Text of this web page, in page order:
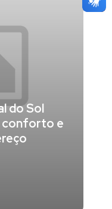
do Sol
conforto e